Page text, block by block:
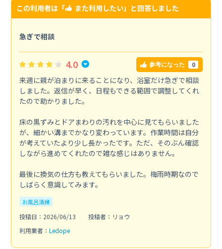
この利用者は「 また利用したい」と回答しました
急ぎで相談
4.0 参考になった 0
来週に親が泊まりに来ることになり、浴室だけ急ぎで相談
しました。返信が早く、日程もできる範囲で調整してくれ
たので助かりました。
床の黒ずみとドアまわりの汚れを中心に見てもらいました
が、細かい溝までかなり変わっています。作業時間は自分
が考えていたより少し長かったです。ただ、そのぶん確認
しながら進めてくれたので雑な感じはありません。
最後に換気の仕方も教えてもらいました。梅雨時期なので
しばらく意識してみます。
お風呂清掃
投稿日：2026/06/13
投稿者：リョウ
利用業者： Ledope